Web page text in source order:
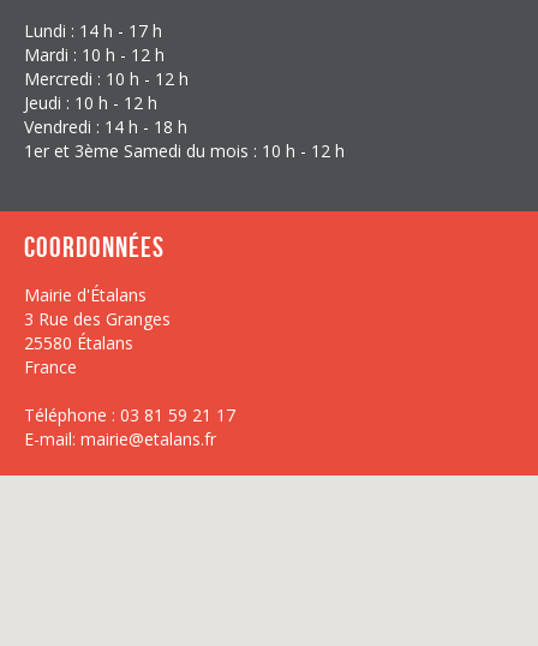
Lundi : 14 h - 17 h
Mardi : 10 h - 12 h
Mercredi : 10 h - 12 h
Jeudi : 10 h - 12 h
Vendredi : 14 h - 18 h
1er et 3ème Samedi du mois : 10 h - 12 h
Coordonnées
Mairie d'Étalans
3 Rue des Granges
25580 Étalans
France
Téléphone : 03 81 59 21 17
E-mail: mairie@etalans.fr